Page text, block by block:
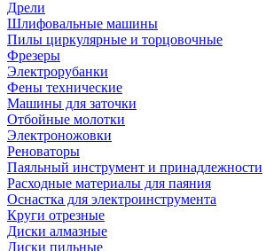
Дрели
Шлифовальные машины
Пилы циркулярные и торцовочные
Фрезеры
Электрорубанки
Фены технические
Машины для заточки
Отбойные молотки
Электроножовки
Реноваторы
Паяльный инструмент и принадлежности
Расходные материалы для паяния
Оснастка для электроинструмента
Круги отрезные
Диски алмазные
Диски пильные